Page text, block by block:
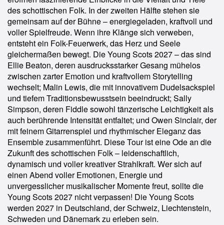
des schottischen Folk. In der zweiten Hälfte stehen sie
gemeinsam auf der Bühne – energiegeladen, kraftvoll und
voller Spielfreude. Wenn ihre Klänge sich verweben,
entsteht ein Folk-Feuerwerk, das Herz und Seele
gleichermaßen bewegt. Die Young Scots 2027 – das sind
Ellie Beaton, deren ausdrucksstarker Gesang mühelos
zwischen zarter Emotion und kraftvollem Storytelling
wechselt; Malin Lewis, die mit innovativem Dudelsackspiel
und tiefem Traditionsbewusstsein beeindruckt; Sally
Simpson, deren Fiddle sowohl tänzerische Leichtigkeit als
auch berührende Intensität entfaltet; und Owen Sinclair, der
mit feinem Gitarrenspiel und rhythmischer Eleganz das
Ensemble zusammenführt. Diese Tour ist eine Ode an die
Zukunft des schottischen Folk – leidenschaftlich,
dynamisch und voller kreativer Strahlkraft. Wer sich auf
einen Abend voller Emotionen, Energie und
unvergesslicher musikalischer Momente freut, sollte die
Young Scots 2027 nicht verpassen! Die Young Scots
werden 2027 in Deutschland, der Schweiz, Liechtenstein,
Schweden und Dänemark zu erleben sein.